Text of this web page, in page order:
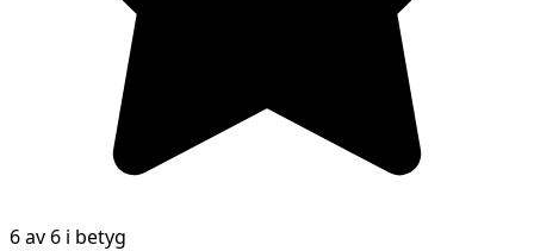
6 av 6 i betyg